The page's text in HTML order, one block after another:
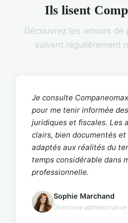
Ils lisent
Découvrez les retours de
suivent régulièrement
Je consulte
pour me tenir informée
juridiques et fiscales. Les
clairs, bien documentés
adaptés aux réalités du
temps considérable dans
professionnelle.
Sophie Marchand
Directrice